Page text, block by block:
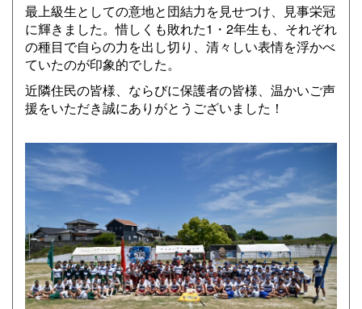
最上級生としての意地と団結力を見せつけ、見事栄冠
に輝きました。惜しくも敗れた1・2年生も、それぞれ
の種目で自らの力を出し切り、清々しい表情を浮かべ
ていたのが印象的でした。
近隣住民の皆様、ならびに保護者の皆様、温かいご声
援をいただき誠にありがとうございました！